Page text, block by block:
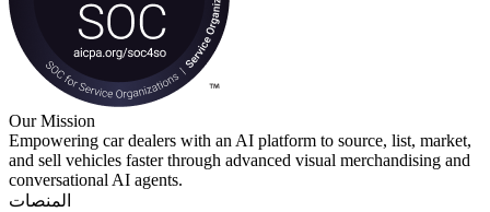
Our Mission
Empowering car dealers with an AI platform to source, list, market,
and sell vehicles faster through advanced visual merchandising and
conversational AI agents.
المنصات